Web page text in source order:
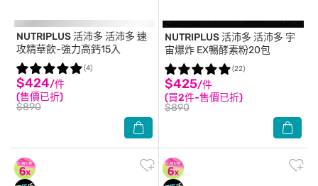
NUTRIPLUS 活沛多 活沛多 速
攻精華飲-強力高鈣15入
$424/件
(售價已折)
$890
(4)
NUTRIPLUS 活沛多 活沛多 宇
宙爆炸 EX暢酵素粉20包
$425/件
(買2件-售價已折)
$890
(22)